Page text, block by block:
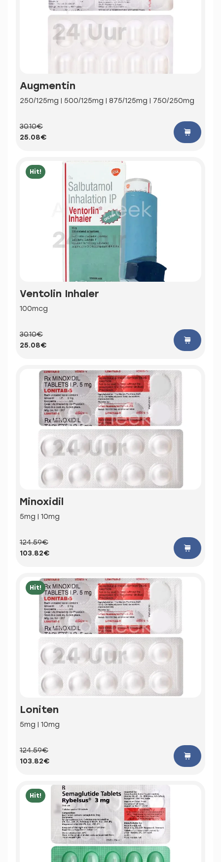
Augmentin
250/125mg | 500/125mg | 875/125mg | 750/250mg
30.10€
25.08€
Hit!
Ventolin Inhaler
100mcg
30.10€
25.08€
Minoxidil
5mg | 10mg
124.59€
103.82€
Hit!
Loniten
5mg | 10mg
124.59€
103.82€
Hit!